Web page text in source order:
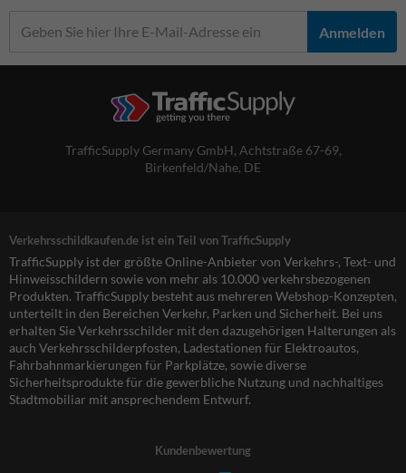
Anmelden
TrafficSupply Germany GmbH, Achtstraße 67-69,
Birkenfeld/Nahe, DE
Verkehrsschildkaufen.de ist ein Teil von TrafficSupply
TrafficSupply ist der größte Online-Anbieter von Verkehrs-, Text- und
Hinweisschildern sowie von mehr als 10.000 verkehrsbezogenen
Produkten. TrafficSupply besteht aus mehreren Webshop-Konzepten,
unterteilt in den Bereichen Verkehr, Parken und Sicherheit. Bei uns
erhalten Sie Verkehrsschilder mit den dazugehörigen Halterungen als
auch Verkehrsschilderpfosten, Ladestationen für Elektroautos,
Fahrbahnmarkierungen für Parkplätze, sowie diverse
Sicherheitsprodukte für die gewerbliche Nutzung und nachhaltiges
Stadtmobiliar mit ansprechendem Entwurf.
Kundenbewertung